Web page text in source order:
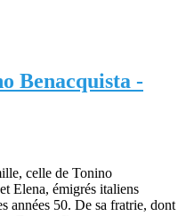
Benacquista -
celle de Tonino
Elena, émigrés italiens
années 50. De sa fratrie, dont